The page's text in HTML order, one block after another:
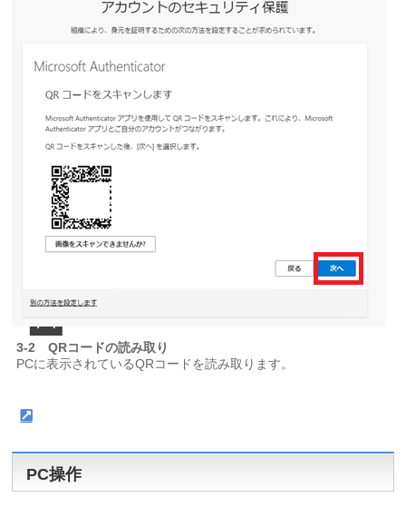
3-2 QRコードの読み取り
PCに表示されているQRコードを読み取ります。
PC操作